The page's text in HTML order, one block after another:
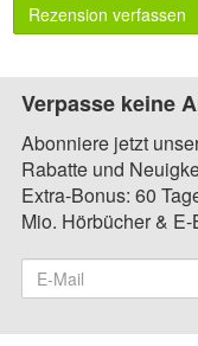
Rezension verfassen
Verpasse keine
Abonniere jetzt
Rabatte und
Extra-Bonus: 60
Mio. Hörbücher &